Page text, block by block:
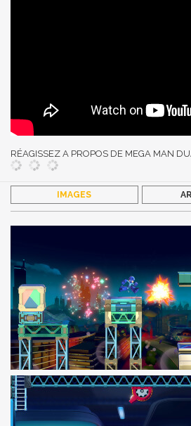
RÉAGISSEZ A PROPOS DE MEGA MAN
IMAGES